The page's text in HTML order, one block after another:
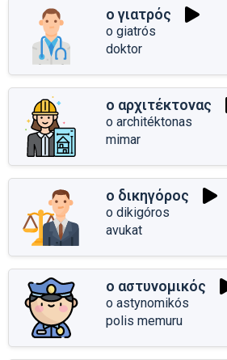
ο γιατρός
o giatrós
doktor
ο αρχιτέκτονας
o architéktonas
mimar
ο δικηγόρος
o dikigóros
avukat
ο αστυνομικός
o astynomikós
polis memuru